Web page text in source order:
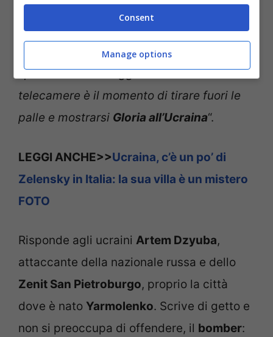
che il vostro presidente si comporta in
modo scorretto… Quindi ragazzi, voi che
avete influenza sulle persone, e che
spesso avete coraggio solo davanti alle
telecamere è il momento di tirare fuori le
palle e mostrarsi Gloria all’Ucraina“.
LEGGI ANCHE>>Ucraina, c’è un po’ di
Zelensky in Italia: la sua villa è un mistero
FOTO
Risponde agli ucraini Artem Dzyuba,
attaccante della nazionale russa e dello
Zenit San Pietroburgo, proprio la città
dove è nato Yarmolenko. Scrive di getto e
non si preoccupa di offendere, il bomber:
Consent
Manage options